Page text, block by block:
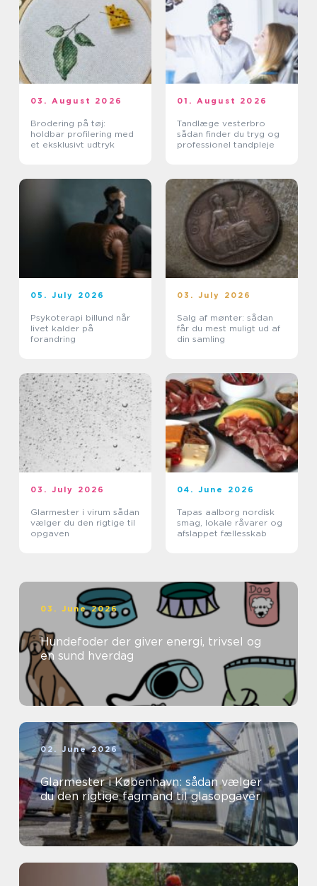
03. August 2026
Brodering på tøj:
holdbar profilering med
et eksklusivt udtryk
01. August 2026
Tandlæge vesterbro
sådan finder du tryg og
professionel tandpleje
05. July 2026
Psykoterapi billund når
livet kalder på
forandring
03. July 2026
Salg af mønter: sådan
får du mest muligt ud af
din samling
03. July 2026
Glarmester i virum sådan
vælger du den rigtige til
opgaven
04. June 2026
Tapas aalborg nordisk
smag, lokale råvarer og
afslappet fællesskab
03. June 2026
Hundefoder der giver energi, trivsel og
en sund hverdag
02. June 2026
Glarmester i København: sådan vælger
du den rigtige fagmand til glasopgaver